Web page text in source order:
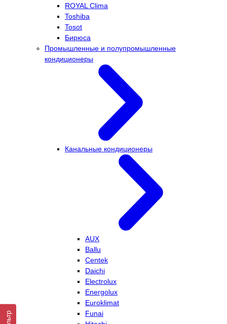
ROYAL Clima
Toshiba
Tosot
Бирюса
Промышленные и полупромышленные
кондиционеры
Канальные кондиционеры
AUX
Ballu
Centek
Daichi
Electrolux
Energolux
Euroklimat
Funai